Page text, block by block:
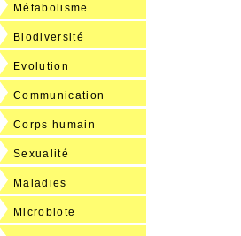
Métabolisme
Biodiversité
Evolution
Communication
Corps humain
Sexualité
Maladies
Microbiote